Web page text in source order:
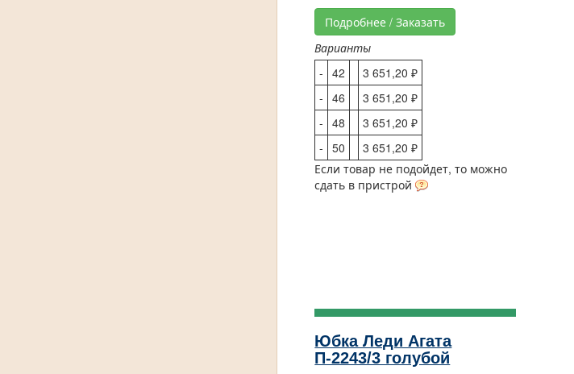
Подробнее / Заказать
Варианты
-
42
3 651,20 ₽
-
46
3 651,20 ₽
-
48
3 651,20 ₽
-
50
3 651,20 ₽
Если товар не подойдет, то можно
сдать в пристрой
Юбка Леди Агата
П-2243/3 голубой